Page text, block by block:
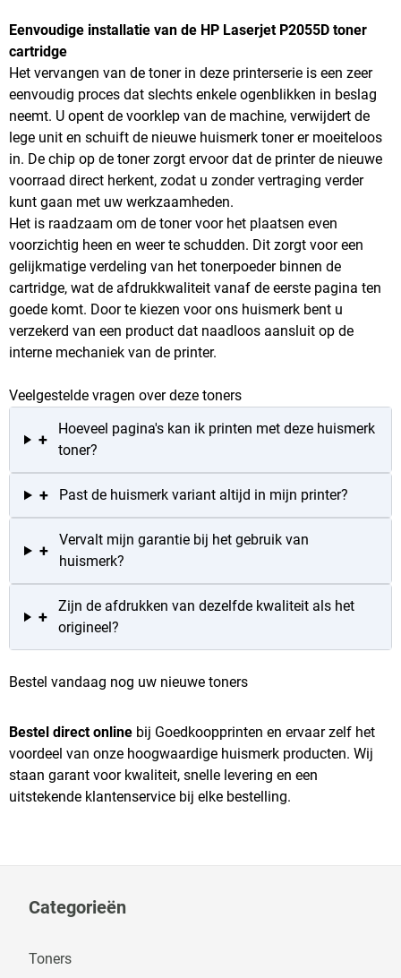
Eenvoudige installatie van de HP Laserjet P2055D toner
cartridge
Het vervangen van de toner in deze printerserie is een zeer
eenvoudig proces dat slechts enkele ogenblikken in beslag
neemt. U opent de voorklep van de machine, verwijdert de
lege unit en schuift de nieuwe huismerk toner er moeiteloos
in. De chip op de toner zorgt ervoor dat de printer de nieuwe
voorraad direct herkent, zodat u zonder vertraging verder
kunt gaan met uw werkzaamheden.
Het is raadzaam om de toner voor het plaatsen even
voorzichtig heen en weer te schudden. Dit zorgt voor een
gelijkmatige verdeling van het tonerpoeder binnen de
cartridge, wat de afdrukkwaliteit vanaf de eerste pagina ten
goede komt. Door te kiezen voor ons huismerk bent u
verzekerd van een product dat naadloos aansluit op de
interne mechaniek van de printer.
Veelgestelde vragen over deze toners
+
Hoeveel pagina's kan ik printen met deze huismerk
toner?
+ Past de huismerk variant altijd in mijn printer?
+
Vervalt mijn garantie bij het gebruik van
huismerk?
+
Zijn de afdrukken van dezelfde kwaliteit als het
origineel?
Bestel vandaag nog uw nieuwe toners
Bestel direct online bij Goedkoopprinten en ervaar zelf het
voordeel van onze hoogwaardige huismerk producten. Wij
staan garant voor kwaliteit, snelle levering en een
uitstekende klantenservice bij elke bestelling.
Categorieën
Toners